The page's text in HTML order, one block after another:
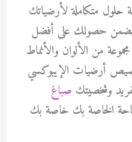
حلول متكاملة لأرضياتك
سيضمن حصولك على أفضل
من الألوان والأنماط
أرضيات الإيبوكسي
وشخصيتك صباغ
الخاصة بك خاصة بك